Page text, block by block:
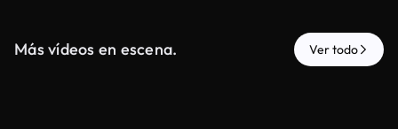
Más vídeos en escena. Ver todo